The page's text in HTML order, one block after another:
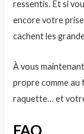
ressentis. Et si
encore votre
cachent les
À vous
propre comme
raquette… et
FAQ